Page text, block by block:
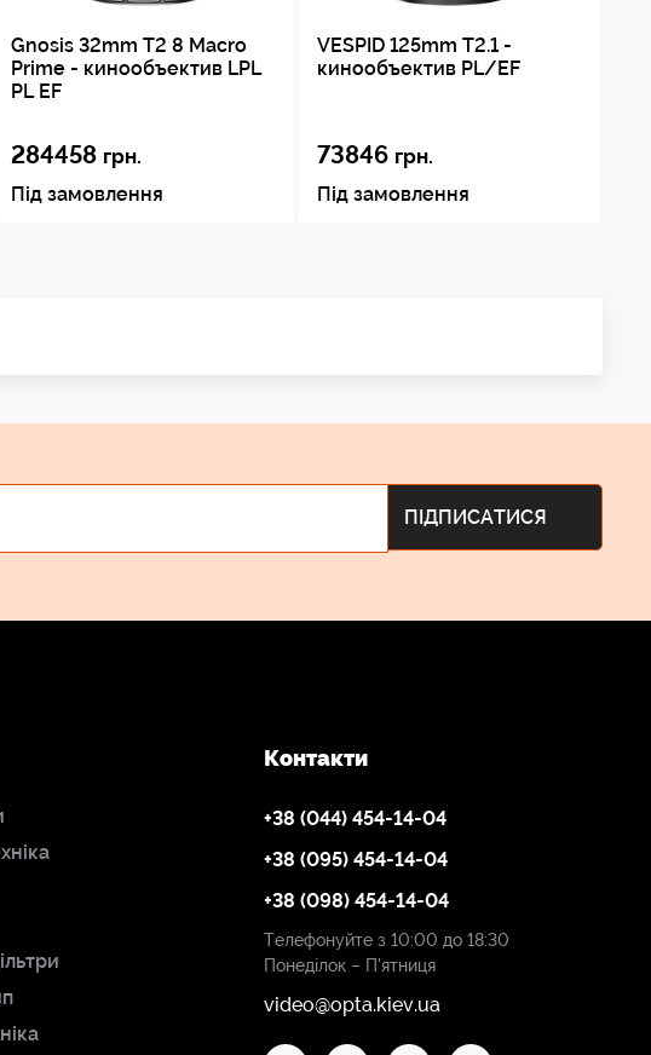
Gnosis 32mm T2 8 Macro
Prime - кинообъектив LPL
PL EF
284458 грн.
Під замовлення
VESPID 125mm T2.1 -
кинообъектив PL/EF
73846 грн.
Під замовлення
Контакти
+38 (044) 454-14-04
+38 (095) 454-14-04
+38 (098) 454-14-04
Телефонуйте з 10:00 до 18:30
Понеділок – П'ятниця
video@opta.kiev.ua